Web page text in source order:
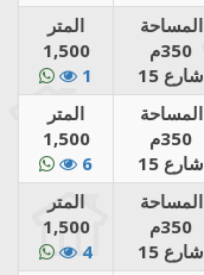
المتر
1,500
1
المساحة
350م
شارع 15
المتر
1,500
6
المساحة
350م
شارع 15
المتر
1,500
4
المساحة
350م
شارع 15